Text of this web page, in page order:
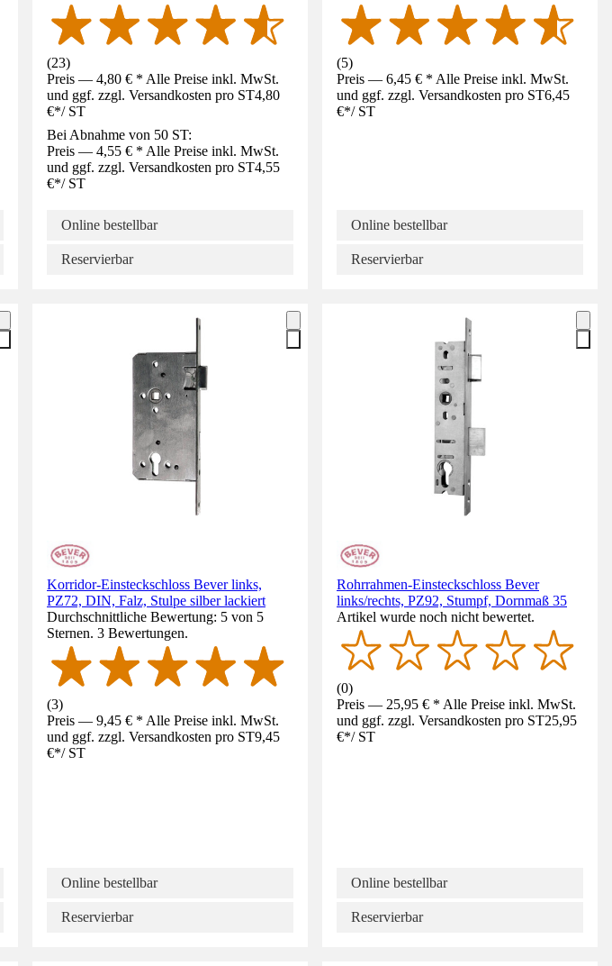
(23)
Preis — 4,80 € * Alle Preise inkl. MwSt.
und ggf. zzgl. Versandkosten pro ST4,80
€*/ ST
Bei Abnahme von 50 ST:
Preis — 4,55 € * Alle Preise inkl. MwSt.
und ggf. zzgl. Versandkosten pro ST4,55
€*/ ST
Online bestellbar
Reservierbar
(5)
Preis — 6,45 € * Alle Preise inkl. MwSt.
und ggf. zzgl. Versandkosten pro ST6,45
€*/ ST
Online bestellbar
Reservierbar
Korridor-Einsteckschloss Bever links,
PZ72, DIN, Falz, Stulpe silber lackiert
Durchschnittliche Bewertung: 5 von 5
Sternen. 3 Bewertungen.
(3)
Preis — 9,45 € * Alle Preise inkl. MwSt.
und ggf. zzgl. Versandkosten pro ST9,45
€*/ ST
Online bestellbar
Reservierbar
Rohrrahmen-Einsteckschloss Bever
links/rechts, PZ92, Stumpf, Dornmaß 35
Artikel wurde noch nicht bewertet.
(0)
Preis — 25,95 € * Alle Preise inkl. MwSt.
und ggf. zzgl. Versandkosten pro ST25,95
€*/ ST
Online bestellbar
Reservierbar